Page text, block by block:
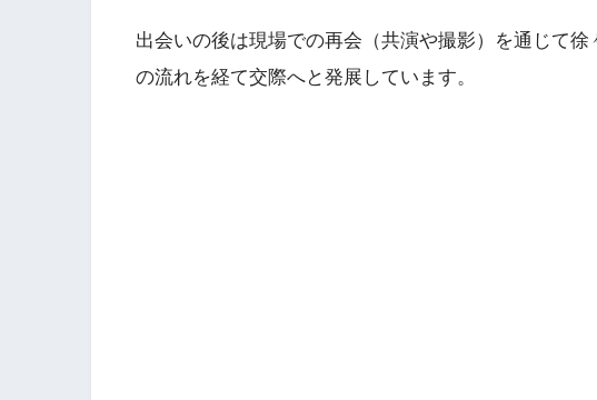
出会いの後は現場での再会（共演や撮影）を通じて
の流れを経て交際へと発展しています。